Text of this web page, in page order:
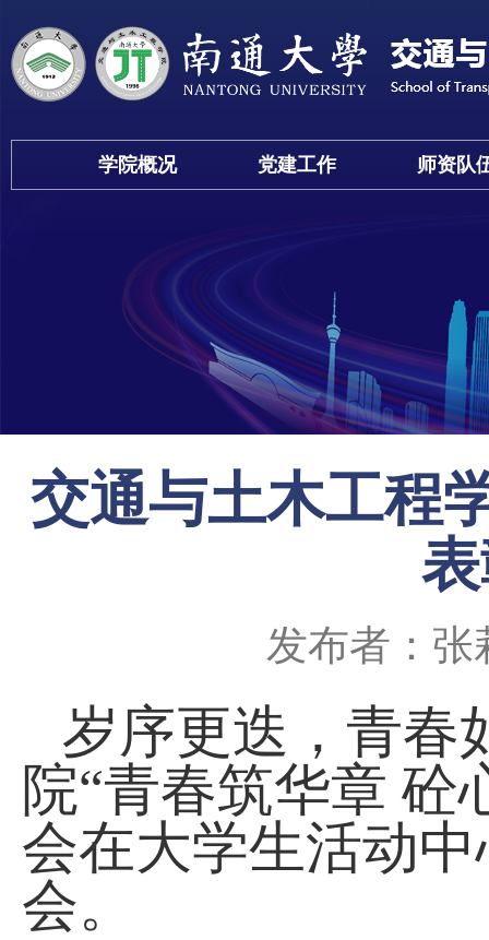
学院概况 党建工作 师资队
交通与土木工程
发布者：张
岁序更迭，青春
院“青春筑华章 砼
会在大学生活动
会。